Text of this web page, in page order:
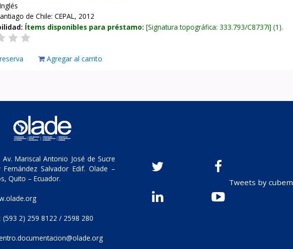
Inglés
de Chile: CEPAL, 2012
Ítems disponibles para préstamo: Signatura topográfica:333.793/C8737i (1).
Agregar al carrito
Av. Mariscal Antonio José de Sucre
Fernández Salvador Edif. Olade –
Quito – Ecuador.
(593 2) 259 8122 / 2598 280
Tweets by